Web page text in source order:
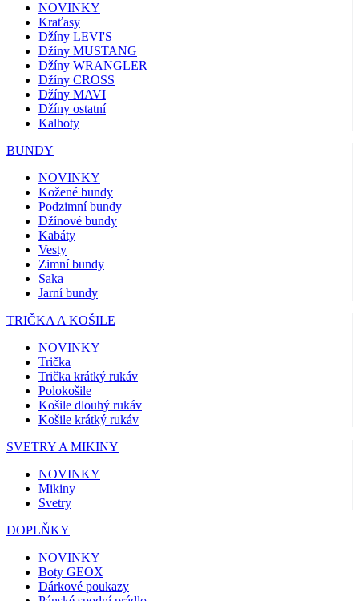
NOVINKY
Kraťasy
Džíny LEVI'S
Džíny MUSTANG
Džíny WRANGLER
Džíny CROSS
Džíny MAVI
Džíny ostatní
Kalhoty
BUNDY
NOVINKY
Kožené bundy
Podzimní bundy
Džínové bundy
Kabáty
Vesty
Zimní bundy
Saka
Jarní bundy
TRIČKA A KOŠILE
NOVINKY
Trička
Trička krátký rukáv
Polokošile
Košile dlouhý rukáv
Košile krátký rukáv
SVETRY A MIKINY
NOVINKY
Mikiny
Svetry
DOPLŇKY
NOVINKY
Boty GEOX
Dárkové poukazy